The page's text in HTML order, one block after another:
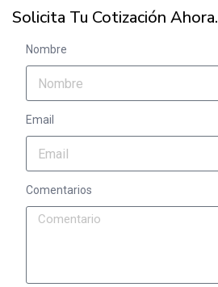
Solicita Tu Cotización Ahora.
Nombre
Email
Comentarios